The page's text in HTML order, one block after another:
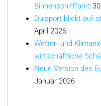
Binnenschifffahrt
Duisport blickt auf
April 2026
Wetter- und
wirtschaftliche
Neue Version des
Januar 2026